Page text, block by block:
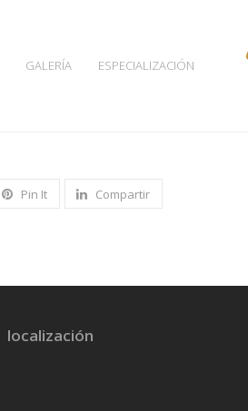
GALERÍA ESPECIALIZACIÓN
Pin It Compartir
localización